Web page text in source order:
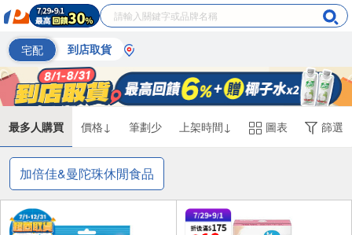
宅配 到店取貨
最多人購買 價格↓ 筆劃少 上架時間↓ 圖表 篩選
加倍佳&曼陀珠休閒食品